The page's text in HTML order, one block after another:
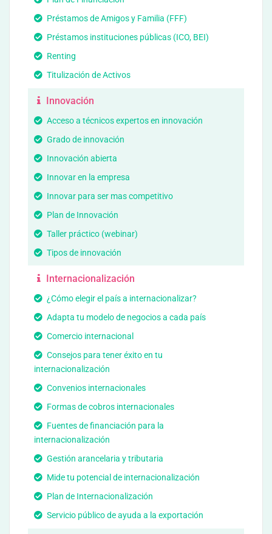
Préstamos de Amigos y Familia (FFF)
Préstamos instituciones públicas (ICO, BEI)
Renting
Titulización de Activos
Innovación
Acceso a técnicos expertos en innovación
Grado de innovación
Innovación abierta
Innovar en la empresa
Innovar para ser mas competitivo
Plan de Innovación
Taller práctico (webinar)
Tipos de innovación
Internacionalización
¿Cómo elegir el país a internacionalizar?
Adapta tu modelo de negocios a cada país
Comercio internacional
Consejos para tener éxito en tu
internacionalización
Convenios internacionales
Formas de cobros internacionales
Fuentes de financiación para la
internacionalización
Gestión arancelaria y tributaria
Mide tu potencial de internacionalización
Plan de Internacionalización
Servicio público de ayuda a la exportación